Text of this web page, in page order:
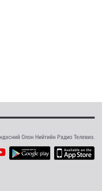
Олон Нийтийн Радио Телевиз.